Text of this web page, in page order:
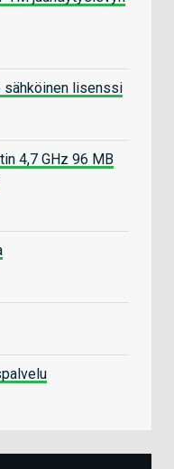
lisenssi
4,7 GHz 96 MB